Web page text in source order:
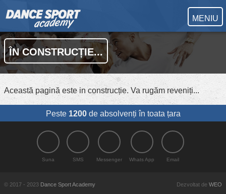
MENIU
ÎN CONSTRUCȚIE...
Această pagină este in construcție. Va rugăm reveniți...
Peste 1200de absolvenți în toata țara
Suna SMS Messenger Whats App Email
© 2017 - 2023 Dance Sport Academy Dezvoltat de WEO